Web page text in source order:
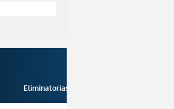
Eliminatorias 2026